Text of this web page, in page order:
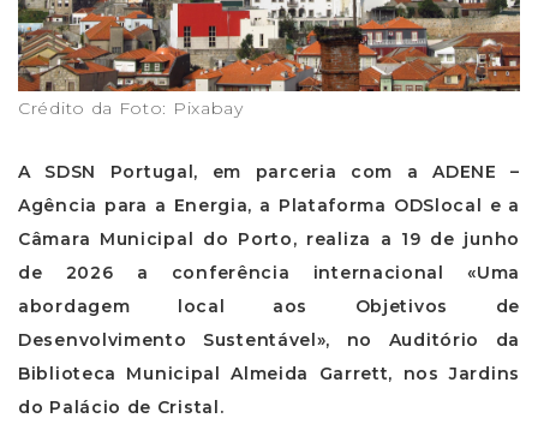
Crédito da Foto: Pixabay
A SDSN Portugal, em parceria com a ADENE –
Agência para a Energia, a Plataforma ODSlocal e a
Câmara Municipal do Porto, realiza a 19 de junho
de 2026 a conferência internacional «Uma
abordagem local aos Objetivos de
Desenvolvimento Sustentável», no Auditório da
Biblioteca Municipal Almeida Garrett, nos Jardins
do Palácio de Cristal.